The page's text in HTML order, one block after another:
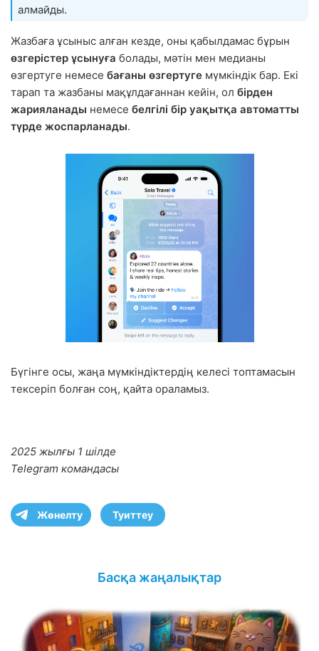
алмайды.
Жазбаға ұсыныс алған кезде, оны қабылдамас бұрын
өзгерістер ұсынуға болады, мәтін мен медианы
өзгертуге немесе бағаны өзгертуге мүмкіндік бар. Екі
тарап та жазбаны мақұлдағаннан кейін, ол бірден
жарияланады немесе белгілі бір уақытқа автоматты
түрде жоспарланады.
Бүгінге осы, жаңа мүмкіндіктердің келесі топтамасын
тексеріп болған соң, қайта ораламыз.
2025 жылғы 1 шілде
Telegram командасы
Жөнелту Туиттеу
Басқа жаңалықтар